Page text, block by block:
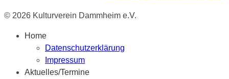
© 2026 Kulturverein Dammheim e.V.
Home
Datenschutzerklärung
Impressum
Aktuelles/Termine